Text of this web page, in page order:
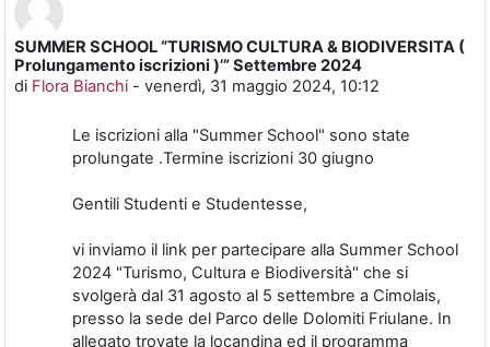
SUMMER SCHOOL “TURISMO CULTURA & BIODIVERSITA (
Prolungamento iscrizioni )’” Settembre 2024
di Flora Bianchi - venerdì, 31 maggio 2024, 10:12
Numero di risposte: 0
Le iscrizioni alla "Summer School" sono state
prolungate .Termine iscrizioni 30 giugno
Gentili Studenti e Studentesse,
vi inviamo il link per partecipare alla Summer School
2024 "Turismo, Cultura e Biodiversità" che si
svolgerà dal 31 agosto al 5 settembre a Cimolais,
presso la sede del Parco delle Dolomiti Friulane. In
allegato trovate la locandina ed il programma